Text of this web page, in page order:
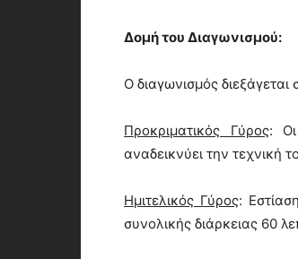
Δομή του Διαγωνισμού:
Ο διαγωνισμός διεξάγεται
Προκριματικός Γύρος:
αναδεικνύει την τεχνική
Ημιτελικός Γύρος:
συνολικής διάρκειας 60